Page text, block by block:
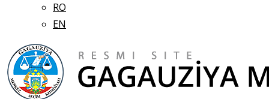
RO
EN